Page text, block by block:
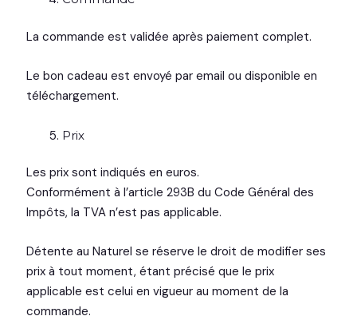
La commande est validée après paiement complet.
Le bon cadeau est envoyé par email ou disponible en
téléchargement.
Prix
Les prix sont indiqués en euros.
Conformément à l’article 293B du Code Général des
Impôts, la TVA n’est pas applicable.
Détente au Naturel se réserve le droit de modifier ses
prix à tout moment, étant précisé que le prix
applicable est celui en vigueur au moment de la
commande.